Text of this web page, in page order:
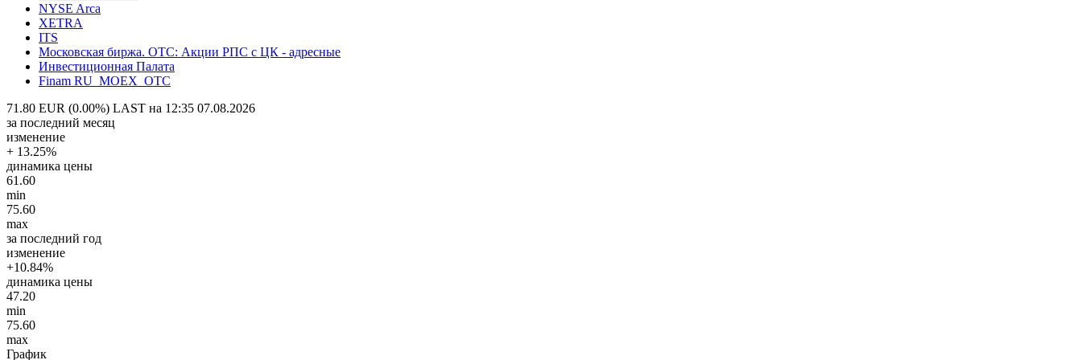
NYSE Arca
XETRA
ITS
Московская биржа. OTC: Акции РПС с ЦК - адресные
Инвестиционная Палата
Finam RU_MOEX_OTC
71.80 EUR (0.00%) LAST на 12:35 07.08.2026
за последний месяц
изменение
+ 13.25%
динамика цены
61.60
min
75.60
max
за последний год
изменение
+10.84%
динамика цены
47.20
min
75.60
max
График